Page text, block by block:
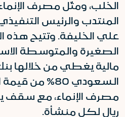
الخلب، ومثّل مصرف
المنتدب والرئيس
علي الخليفة. وتتيح هذه
الصغيرة والمتوسطة
مالية يغطي من خلالها بنك
السعودي 80%
ريال لكل منشأة.